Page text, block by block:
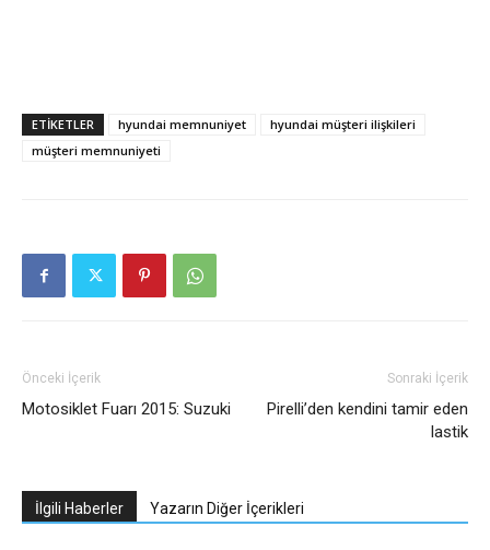
ETIKETLER hyundai memnuniyet
hyundai müşteri ilişkileri
müşteri memnuniyeti
Önceki İçerik
Motosiklet Fuarı 2015: Suzuki
Sonraki İçerik
Pirelli’den kendini tamir eden
lastik
İlgili Haberler Yazarın Diğer İçerikleri